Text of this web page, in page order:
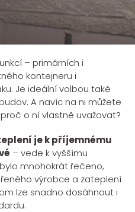
– primárních i
kontejneru i
Je ideální volbou také
A navíc na ni můžete
o ní vlastně uvažovat?
je k příjemnému
– vede k vyššímu
mnohokrát řečeno,
výrobce a zateplení
lze snadno dosáhnout i